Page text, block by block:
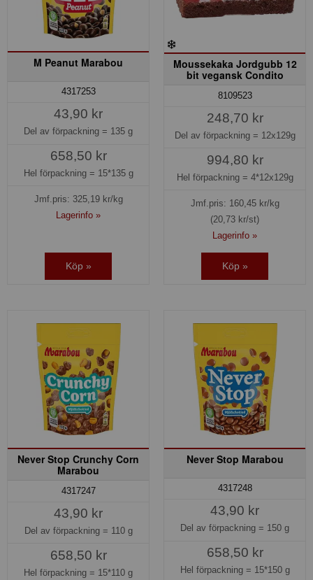
M Peanut Marabou
4317253
43,90 kr
Del av förpackning = 135 g
658,50 kr
Hel förpackning = 15*135 g
Jmf.pris: 325,19kr/kg
Lagerinfo »
Köp »
Moussekaka Jordgubb 12
bit vegansk Condito
8109523
248,70 kr
Del av förpackning = 12x129g
994,80 kr
Hel förpackning = 4*12x129g
Jmf.pris: 160,45kr/kg
(20,73 kr/st)
Lagerinfo »
Köp »
Never Stop Crunchy Corn
Marabou
4317247
43,90 kr
Del av förpackning = 110 g
658,50 kr
Hel förpackning = 15*110 g
Never Stop Marabou
4317248
43,90 kr
Del av förpackning = 150 g
658,50 kr
Hel förpackning = 15*150 g